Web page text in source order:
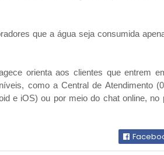
que a água seja consumida
orienta aos clientes que entrem
como a Central de Atendimento
e iOS) ou por meio do chat online, no